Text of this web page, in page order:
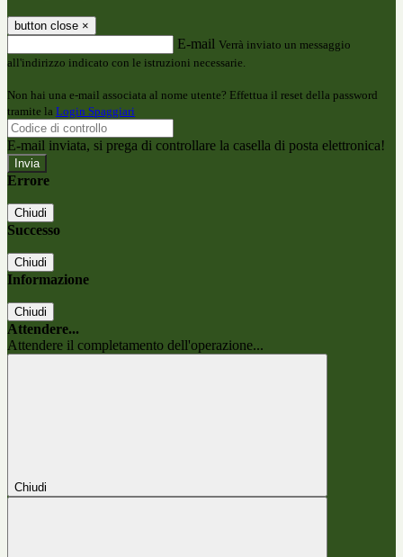
button close ×
E-mail Verrà inviato un messaggio
all'indirizzo indicato con le istruzioni necessarie.
Non hai una e-mail associata al nome utente? Effettua il reset della password
tramite la Login Spaggiari
E-mail inviata, si prega di controllare la casella di posta elettronica!
Errore
Chiudi
Successo
Chiudi
Informazione
Chiudi
Attendere...
Attendere il completamento dell'operazione...
Chiudi